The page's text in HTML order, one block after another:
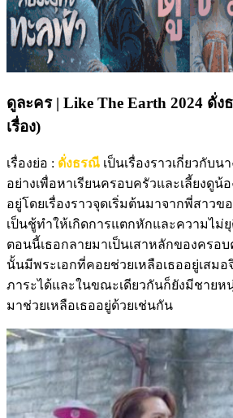
ดูละคร | Like The Earth 2024 ดั่ง
เรื่อง)
เรื่องย่อ : ดั่งธรณี เป็นเรื่องราวเกี่ยวกับน
อย่างเพื่อหาเรียนครอบครัวและเลี้ยงดูน้
อยู่โดยเรื่องราวจุดเริ่มต้นมาจากพี่สาวข
เป็นชู้ทำให้เกิดการแตกหักและความไม่
ตอนนี้เธอกลายมาเป็นเสาหลักของครอ
นั้นมีพระเอกที่คอยช่วยเหลือเธออยู่เสมอ
ภาระได้และในขณะเดียวกันก็ยังมีชายห
มาช่วยเหลือเธออยู่ด้วยเช่นกัน